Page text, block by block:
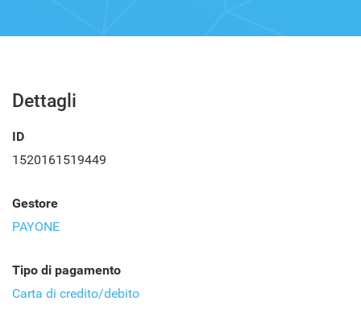
Dettagli
ID
1520161519449
Gestore
PAYONE
Tipo di pagamento
Carta di credito/debito